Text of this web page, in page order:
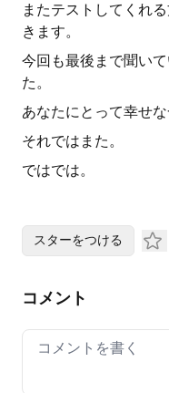
またテストしてくれ
きます。
今回も最後まで聞い
た。
あなたにとって幸せ
それではまた。
ではでは。
スターをつける
コメント
Your comment